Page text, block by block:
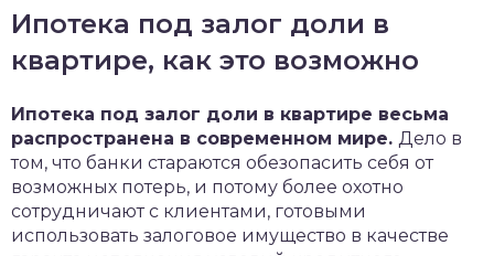
Ипотека под залог доли в
квартире, как это возможно
Ипотека под залог доли в квартире весьма
распространена в современном мире. Дело в
том, что банки стараются обезопасить себя от
возможных потерь, и потому более охотно
сотрудничают с клиентами, готовыми
использовать залоговое имущество в качестве